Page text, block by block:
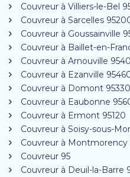
Couvreur à Villiers-le-Bel
Couvreur à Sarcelles
Couvreur à Goussainville
Couvreur à Baillet-en-
Couvreur à Arnouville
Couvreur à Ezanville
Couvreur à Domont 95330
Couvreur à Eaubonne
Couvreur à Ermont 95120
Couvreur à Soisy-sous-
Couvreur à Montmorency
Couvreur 95
Couvreur à Deuil-la-Barre